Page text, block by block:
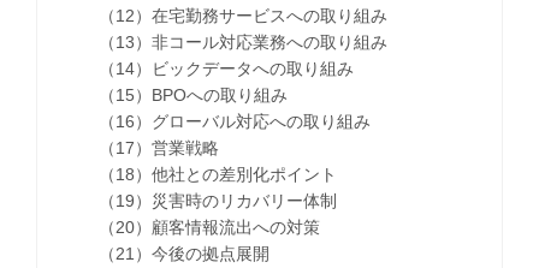
（12）在宅勤務サービスへの取り組み
（13）非コール対応業務への取り組み
（14）ビックデータへの取り組み
（15）BPOへの取り組み
（16）グローバル対応への取り組み
（17）営業戦略
（18）他社との差別化ポイント
（19）災害時のリカバリー体制
（20）顧客情報流出への対策
（21）今後の拠点展開